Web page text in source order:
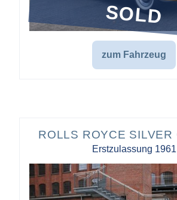
SOLD
zum Fahrzeug
ROLLS ROYCE SILVER
Erstzulassung 1961